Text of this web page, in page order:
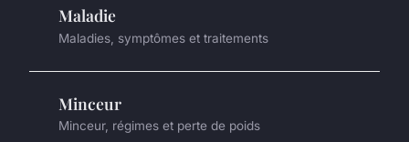
Maladie
Maladies, symptômes et traitements
Minceur
Minceur, régimes et perte de poids